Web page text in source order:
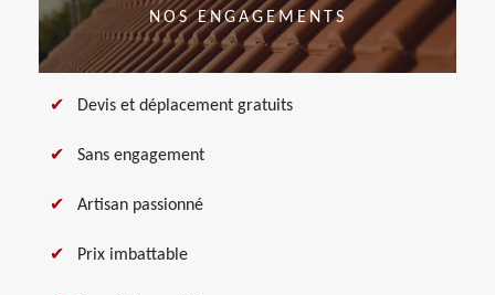
NOS ENGAGEMENTS
Devis et déplacement gratuits
Sans engagement
Artisan passionné
Prix imbattable